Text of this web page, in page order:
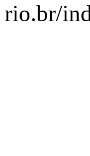
rio.br/